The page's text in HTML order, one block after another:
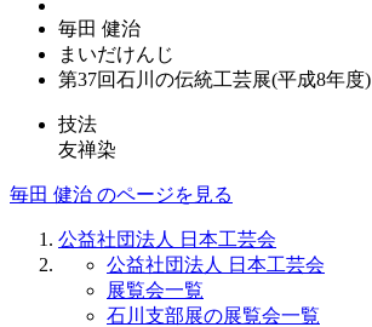
毎田 健治
まいだけんじ
第37回石川の伝統工芸展(平成8年度)
技法
友禅染
毎田 健治 のページを見る
公益社団法人 日本工芸会
公益社団法人 日本工芸会
展覧会一覧
石川支部展の展覧会一覧